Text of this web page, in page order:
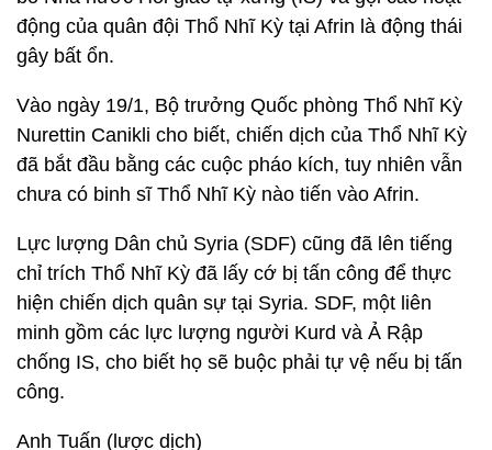
động của quân đội Thổ Nhĩ Kỳ tại Afrin là động thái
gây bất ổn.
Vào ngày 19/1, Bộ trưởng Quốc phòng Thổ Nhĩ Kỳ
Nurettin Canikli cho biết, chiến dịch của Thổ Nhĩ Kỳ
đã bắt đầu bằng các cuộc pháo kích, tuy nhiên vẫn
chưa có binh sĩ Thổ Nhĩ Kỳ nào tiến vào Afrin.
Lực lượng Dân chủ Syria (SDF) cũng đã lên tiếng
chỉ trích Thổ Nhĩ Kỳ đã lấy cớ bị tấn công để thực
hiện chiến dịch quân sự tại Syria. SDF, một liên
minh gồm các lực lượng người Kurd và Ả Rập
chống IS, cho biết họ sẽ buộc phải tự vệ nếu bị tấn
công.
Anh Tuấn (lược dịch)